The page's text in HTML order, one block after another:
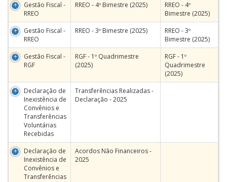
Gestão Fiscal -
RREO
RREO - 4º Bimestre (2025)
RREO - 4º
Bimestre (2025)
Gestão Fiscal -
RREO
RREO - 3º Bimestre (2025)
RREO - 3º
Bimestre (2025)
Gestão Fiscal -
RGF
RGF - 1º Quadrimestre
(2025)
RGF - 1º
Quadrimestre
(2025)
Declaração de
Inexistência de
Convênios e
Transferências
Voluntárias
Recebidas
Transferências Realizadas -
Declaração - 2025
Declaração de
Inexistência de
Convênios e
Transferências
Acordos Não Financeiros -
2025